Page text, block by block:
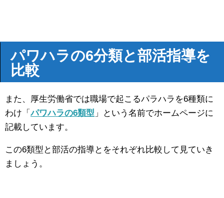
パワハラの6分類と部活指導を
比較
また、厚生労働省では職場で起こるパラハラを6種類に
わけ「パワハラの6類型 」という名前でホームページに
記載しています。
この6類型と部活の指導とをそれぞれ比較して見ていき
ましょう。